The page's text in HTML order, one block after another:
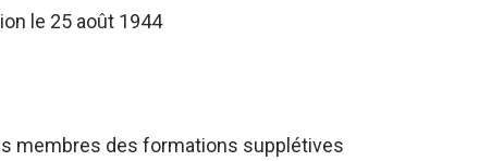
le 25 août 1944
membres des formations supplétives